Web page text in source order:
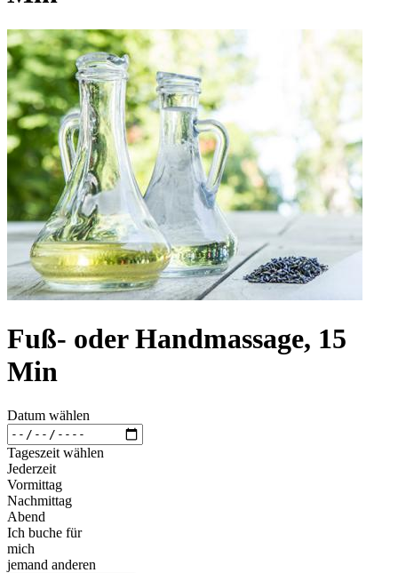
Fuß- oder Handmassage, 15
Min
Datum wählen
Tageszeit wählen
Jederzeit
Vormittag
Nachmittag
Abend
Ich buche für
mich
jemand anderen